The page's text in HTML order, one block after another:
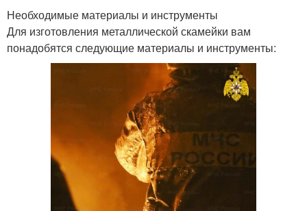
Необходимые материалы и инструменты
Для изготовления металлической скамейки вам
понадобятся следующие материалы и инструменты: